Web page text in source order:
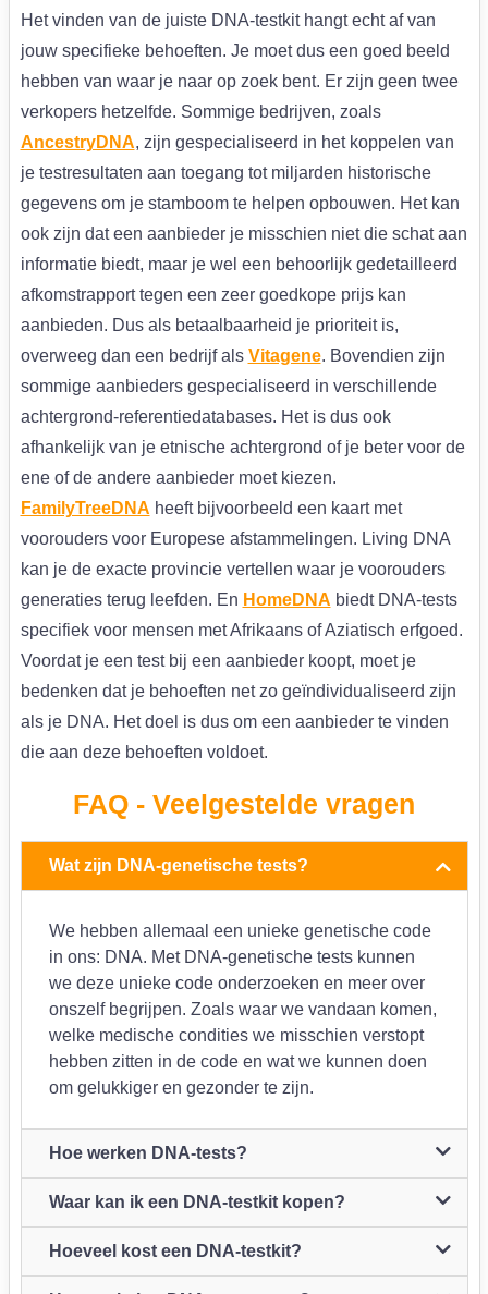
Het vinden van de juiste DNA-testkit hangt echt af van
jouw specifieke behoeften. Je moet dus een goed beeld
hebben van waar je naar op zoek bent. Er zijn geen twee
verkopers hetzelfde. Sommige bedrijven, zoals
AncestryDNA, zijn gespecialiseerd in het koppelen van
je testresultaten aan toegang tot miljarden historische
gegevens om je stamboom te helpen opbouwen. Het kan
ook zijn dat een aanbieder je misschien niet die schat aan
informatie biedt, maar je wel een behoorlijk gedetailleerd
afkomstrapport tegen een zeer goedkope prijs kan
aanbieden. Dus als betaalbaarheid je prioriteit is,
overweeg dan een bedrijf als Vitagene. Bovendien zijn
sommige aanbieders gespecialiseerd in verschillende
achtergrond-referentiedatabases. Het is dus ook
afhankelijk van je etnische achtergrond of je beter voor de
ene of de andere aanbieder moet kiezen.
FamilyTreeDNA heeft bijvoorbeeld een kaart met
voorouders voor Europese afstammelingen. Living DNA
kan je de exacte provincie vertellen waar je voorouders
generaties terug leefden. En HomeDNA biedt DNA-tests
specifiek voor mensen met Afrikaans of Aziatisch erfgoed.
Voordat je een test bij een aanbieder koopt, moet je
bedenken dat je behoeften net zo geïndividualiseerd zijn
als je DNA. Het doel is dus om een aanbieder te vinden
die aan deze behoeften voldoet.
FAQ - Veelgestelde vragen
Wat zijn DNA-genetische tests?
We hebben allemaal een unieke genetische code
in ons: DNA. Met DNA-genetische tests kunnen
we deze unieke code onderzoeken en meer over
onszelf begrijpen. Zoals waar we vandaan komen,
welke medische condities we misschien verstopt
hebben zitten in de code en wat we kunnen doen
om gelukkiger en gezonder te zijn.
Hoe werken DNA-tests?
Waar kan ik een DNA-testkit kopen?
Hoeveel kost een DNA-testkit?